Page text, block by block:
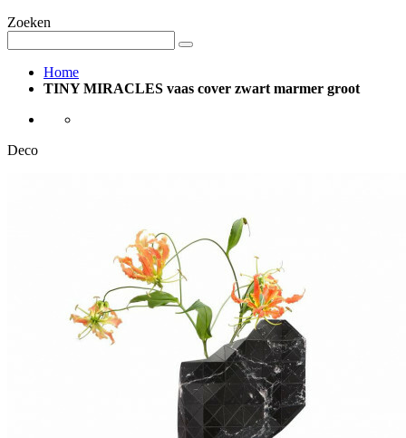
Zoeken
Home
TINY MIRACLES vaas cover zwart marmer groot
Deco